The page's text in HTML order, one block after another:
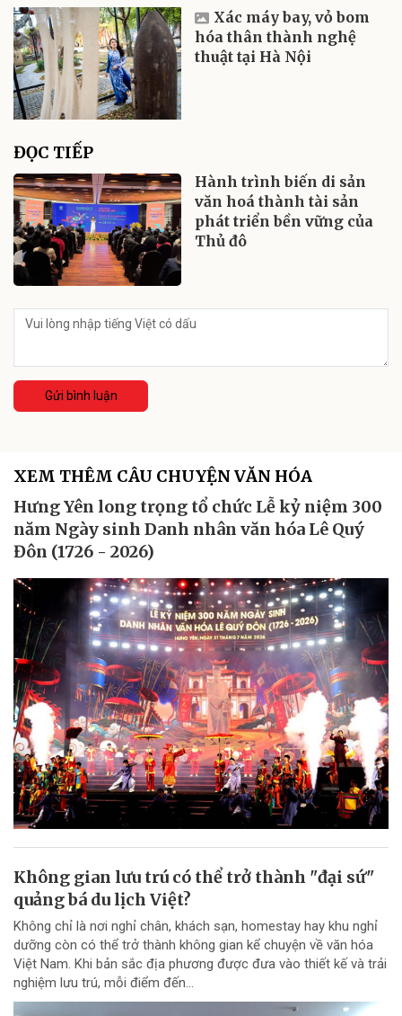
Xác máy bay, vỏ bom
hóa thân thành nghệ
thuật tại Hà Nội
ĐỌC TIẾP
Hành trình biến di sản
văn hoá thành tài sản
phát triển bền vững của
Thủ đô
Gửi bình luận
XEM THÊM CÂU CHUYỆN VĂN HÓA
Hưng Yên long trọng tổ chức Lễ kỷ niệm 300
năm Ngày sinh Danh nhân văn hóa Lê Quý
Đôn (1726 - 2026)
Không gian lưu trú có thể trở thành "đại sứ"
quảng bá du lịch Việt?
Không chỉ là nơi nghỉ chân, khách sạn, homestay hay khu nghỉ
dưỡng còn có thể trở thành không gian kể chuyện về văn hóa
Việt Nam. Khi bản sắc địa phương được đưa vào thiết kế và trải
nghiệm lưu trú, mỗi điểm đến...